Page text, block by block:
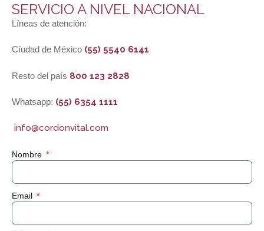
SERVICIO A NIVEL NACIONAL
Líneas de atención:
Cíudad de México (55) 5540 6141
Resto del país 800 123 2828
Whatsapp: (55) 6354 1111
info@cordonvital.com
Nombre
Email